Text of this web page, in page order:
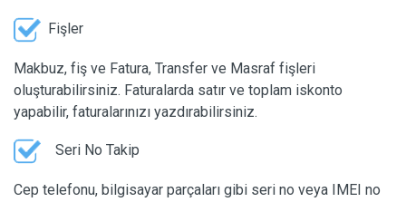
Fişler
Makbuz, fiş ve Fatura, Transfer ve Masraf fişleri
oluşturabilirsiniz. Faturalarda satır ve toplam iskonto
yapabilir, faturalarınızı yazdırabilirsiniz.
Seri No Takip
Cep telefonu, bilgisayar parçaları gibi seri no veya IMEI no